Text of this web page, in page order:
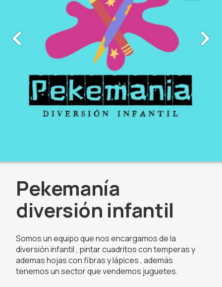
Pekemanía
diversión infantil
Somos un equipo que nos encargamos de la
diversión infantil , pintar cuadritos con temperas y
ademas hojas con fibras y lápices , además
tenemos un sector que vendemos juguetes.